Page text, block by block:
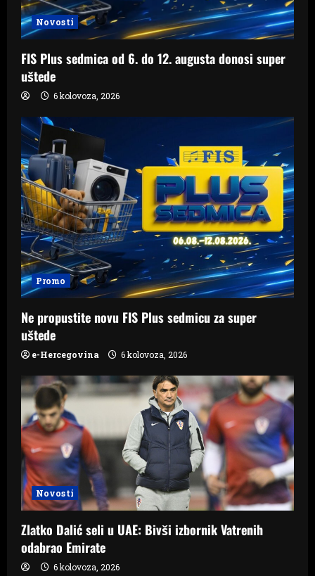
Novosti
FIS Plus sedmica od 6. do 12. augusta donosi super
uštede
6 kolovoza, 2026
Promo
Ne propustite novu FIS Plus sedmicu za super
uštede
e-Hercegovina 6 kolovoza, 2026
Novosti
Zlatko Dalić seli u UAE: Bivši izbornik Vatrenih
odabrao Emirate
6 kolovoza, 2026